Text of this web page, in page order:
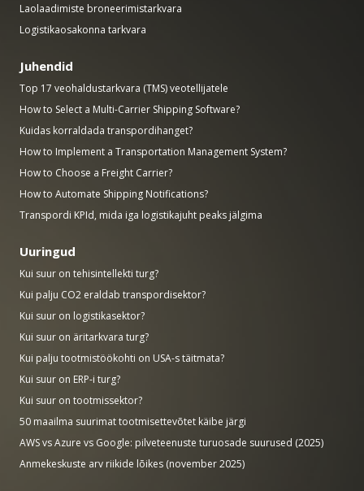
Laolaadimiste broneerimistarkvara
Logistikaosakonna tarkvara
Juhendid
Top 17 veohaldustarkvara (TMS) veotellijatele
How to Select a Multi-Carrier Shipping Software?
Kuidas korraldada transpordihanget?
How to Implement a Transportation Management System?
How to Choose a Freight Carrier?
How to Automate Shipping Notifications?
Transpordi KPId, mida iga logistikajuht peaks jälgima
Uuringud
Kui suur on tehisintellekti turg?
Kui palju CO2 eraldab transpordisektor?
Kui suur on logistikasektor?
Kui suur on äritarkvara turg?
Kui palju tootmistöökohti on USA-s täitmata?
Kui suur on ERP-i turg?
Kui suur on tootmissektor?
50 maailma suurimat tootmisettevõtet käibe järgi
AWS vs Azure vs Google: pilveteenuste turuosade suurused (2025)
Anmekeskuste arv riikide lõikes (november 2025)